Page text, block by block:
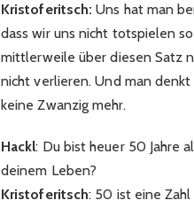
Kristoferitsch:Uns hat man
dass wir uns nicht totspielen
mittlerweile über diesen Satz
nicht verlieren. Und man
keine Zwanzig mehr.
Hackl: Du bist heuer 50 Jahre
deinem Leben?
Kristoferitsch: 50 ist eine